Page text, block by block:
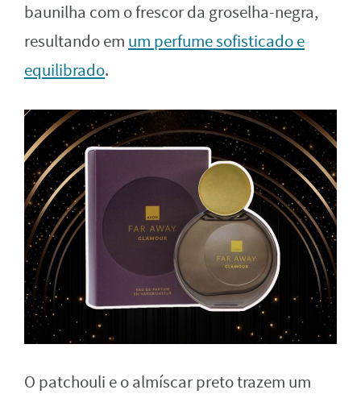
baunilha com o frescor da groselha-negra,
resultando em um perfume sofisticado e
equilibrado.
O patchouli e o almíscar preto trazem um